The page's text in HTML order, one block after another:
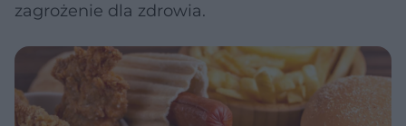
zagrożenie dla zdrowia.